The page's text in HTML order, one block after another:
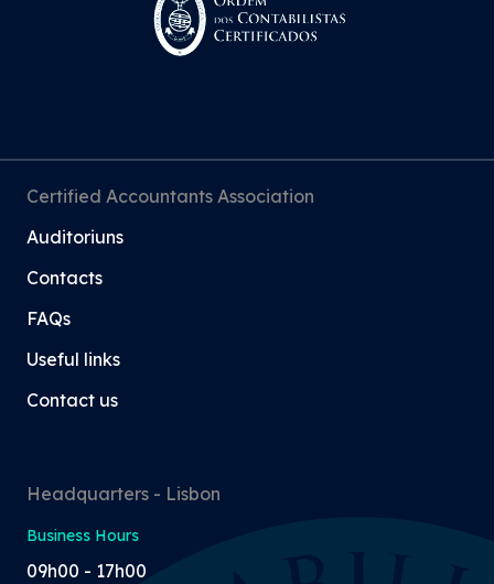
Certified Accountants Association
Auditoriuns
Contacts
FAQs
Useful links
Contact us
Headquarters - Lisbon
Business Hours
09h00 - 17h00